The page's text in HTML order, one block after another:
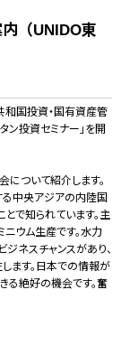
（UNIDO東
和国投資・国有資産管
ン投資セミナー」を開
について紹介します。
る中央アジアの内陸国
で知られています。主
ウム生産です。水力
ジネスチャンスがあり、
ます。日本での情報が
る絶好の機会です。奮